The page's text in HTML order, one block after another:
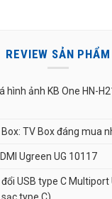
REVIEW SẢN PHẨM
hình ảnh KB One HN-
TV Box đáng mua
Ugreen UG 10117
USB type C